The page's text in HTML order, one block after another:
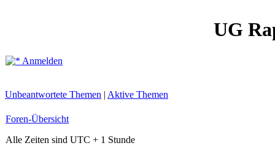
UG
Anmelden
Unbeantwortete Themen | Aktive Themen
Foren-Übersicht
Alle Zeiten sind UTC + 1 Stunde